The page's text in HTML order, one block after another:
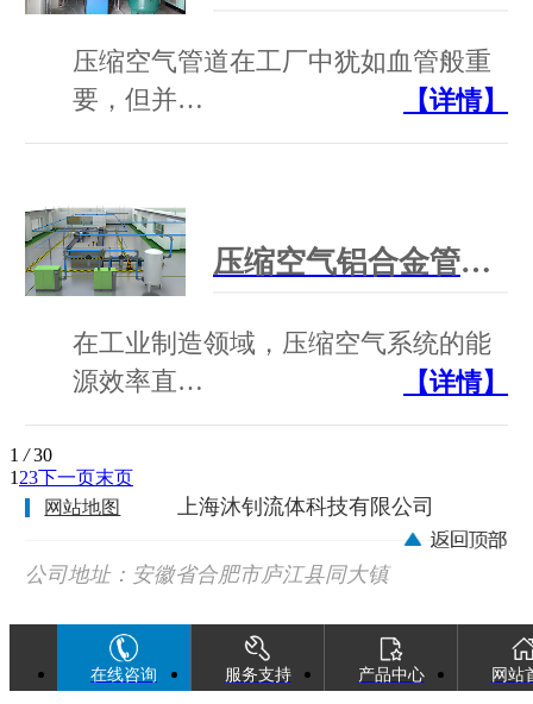
压缩空气管道在工厂中犹如血管般重
要，但并…
【详情】
压缩空气铝合金管道生产厂家:沐钊铝合金全性能压缩空气管道
在工业制造领域，压缩空气系统的能
源效率直…
【详情】
1 / 30
1 23下一页末页
网站地图
上海沐钊流体科技有限公司
公司地址：安徽省合肥市庐江县同大镇
广巢西路88号
在线咨询 服务支持 产品中心 网站